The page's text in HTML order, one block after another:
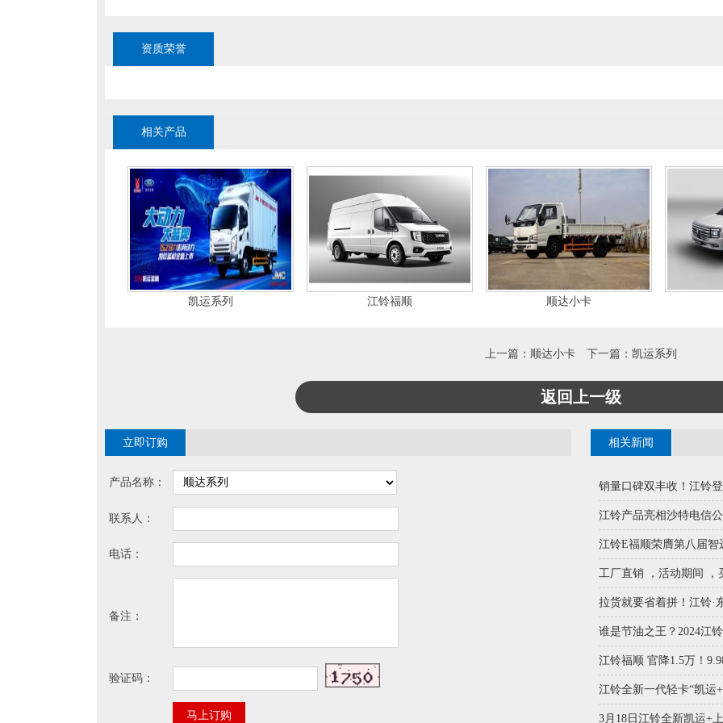
资质荣誉
相关产品
凯运系列 江铃福顺 顺达小卡
上一篇： 顺达小卡 下一篇： 凯运系列
返回上一级
立即订购
产品名称：
联系人：
电话：
备注：
验证码：
相关新闻
销量口碑双丰收！江铃
江铃产品亮相沙特电信
江铃E福顺荣膺第八届智
工厂直销 ，活动期间 ，
拉货就要省着拼！江铃·
谁是节油之王？2024江
江铃福顺 官降1.5万！
江铃全新一代轻卡“凯运
3月18日江铃全新凯运+